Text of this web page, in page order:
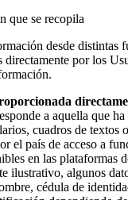
que se recopila
desde distintas
directamente por los
a aquella que ha
cuadros de textos
el país de acceso a
en las plataformas
ilustrativo, algunos
cédula de